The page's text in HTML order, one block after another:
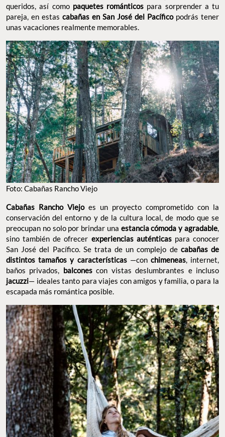
experiencia absolutamente mágica para sus huéspedes. Con
actividades para conectarcon la naturaleza y con tus seres
queridos, así comopaquetes románticos
unas vacaciones realmente memorables.
Cabañas Rancho Viejoes un proyecto comprometido con la
conservación del entorno y de la cultura local, de modo que se
preocupan no solo por brindar unaestancia cómoda y agradable,
sino también de ofrecerexperiencias auténticaspara conocer
San José del Pacífico. Se trata de un complejo decabañas de
distintos tamaños y características—conchimeneas , internet,
baños privados,balconescon vistas deslumbrantes e incluso
jacuzzi— ideales tanto para viajes con amigos y familia, o para la
escapada más romántica posible.